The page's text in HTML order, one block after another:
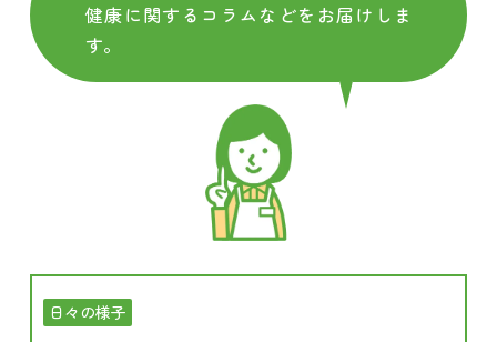
健康に関するコラムなどをお届けしま
す。
日々の様子